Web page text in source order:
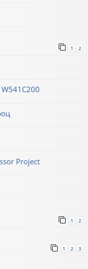
1 2
Project
1 2
1 2 3